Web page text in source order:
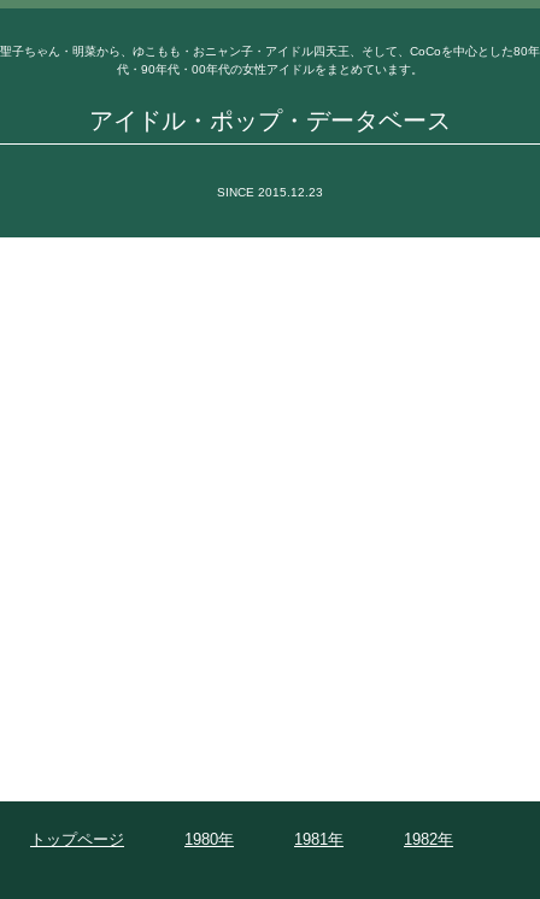
アイドル・ポップ・データベース
聖子ちゃん・明菜から、ゆこもも・おニャン子・アイドル四天王、そして、CoCoを中心とした80年
代・90年代・00年代の女性アイドルをまとめています。
SINCE 2015.12.23
トップページ 1980年 1981年 1982年